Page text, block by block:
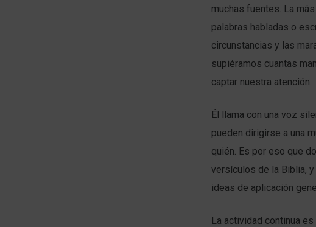
muchas fuentes. La
palabras habladas o
circunstancias y las
supiéramos cuantas
captar nuestra atención.
Él llama con una voz
pueden dirigirse a una
quién. Es por eso que
versículos de la Biblia,
ideas de aplicación
La actividad continua